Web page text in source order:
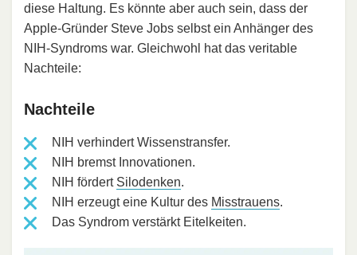
diese Haltung. Es könnte aber auch sein, dass der
Apple-Gründer Steve Jobs selbst ein Anhänger des
NIH-Syndroms war. Gleichwohl hat das veritable
Nachteile:
Nachteile
NIH verhindert Wissenstransfer.
NIH bremst Innovationen.
NIH fördert Silodenken.
NIH erzeugt eine Kultur des Misstrauens.
Das Syndrom verstärkt Eitelkeiten.